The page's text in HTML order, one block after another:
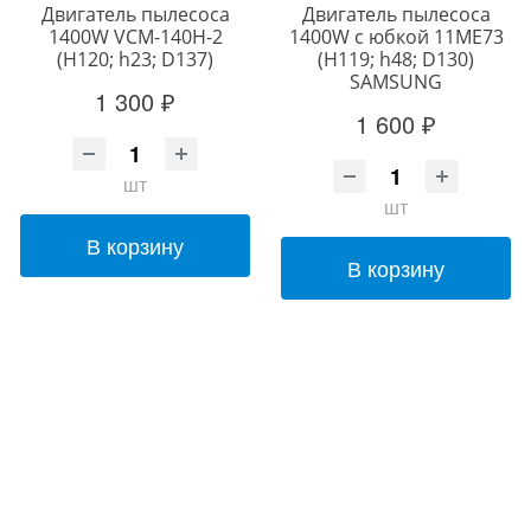
Двигатель пылесоса
1400W VCM-140H-2
(H120; h23; D137)
1 300 ₽
шт
В корзину
Двигатель пылесоса
1400W с юбкой 11ME73
(H119; h48; D130)
SAMSUNG
1 600 ₽
шт
В корзину